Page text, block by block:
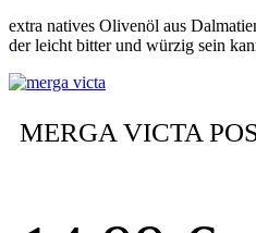
extra natives Olivenöl aus
der leicht bitter und würzig sein
MERGA VICTA